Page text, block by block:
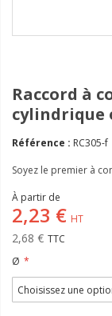
Raccord à
cylindrique
Référence : RC305-f
Soyez le premier à
À partir de
2,68 €
2,23 €
Ø